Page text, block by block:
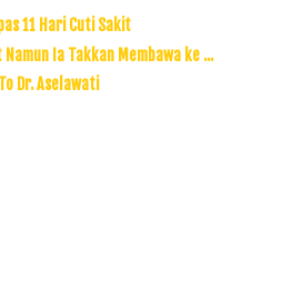
11 Hari Cuti Sakit
Namun Ia Takkan Membawa ke ...
Dr. Aselawati